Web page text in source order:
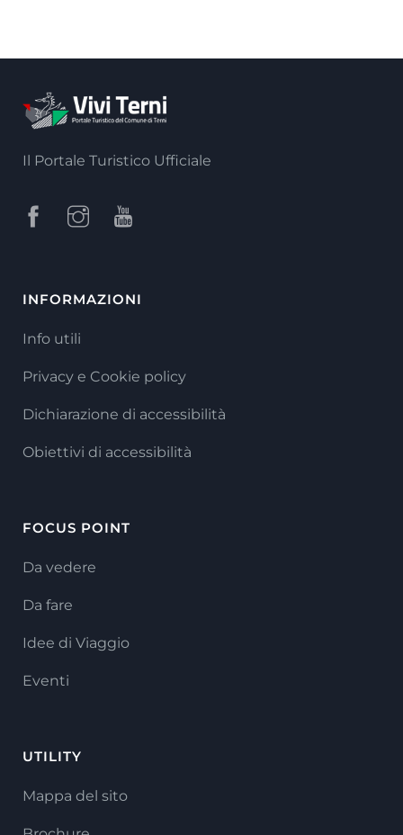
Il Portale Turistico Ufficiale
INFORMAZIONI
Info utili
Privacy e Cookie policy
Dichiarazione di accessibilità
Obiettivi di accessibilità
FOCUS POINT
Da vedere
Da fare
Idee di Viaggio
Eventi
UTILITY
Mappa del sito